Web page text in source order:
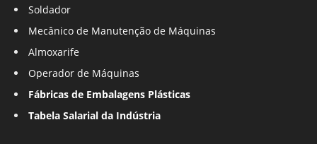
Soldador
Mecânico de Manutenção de Máquinas
Almoxarife
Operador de Máquinas
Fábricas de Embalagens Plásticas
Tabela Salarial da Indústria